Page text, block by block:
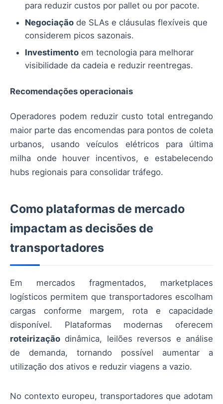
para reduzir custos por pallet ou por pacote.
Negociação de SLAs e cláusulas flexíveis que
considerem picos sazonais.
Investimento em tecnologia para melhorar
visibilidade da cadeia e reduzir reentregas.
Recomendações operacionais
Operadores podem reduzir custo total entregando
maior parte das encomendas para pontos de coleta
urbanos, usando veículos elétricos para última
milha onde houver incentivos, e estabelecendo
hubs regionais para consolidar tráfego.
Como plataformas de mercado
impactam as decisões de
transportadores
Em mercados fragmentados, marketplaces
logísticos permitem que transportadores escolham
cargas conforme margem, rota e capacidade
disponível. Plataformas modernas oferecem
roteirização dinâmica, leilões reversos e análise
de demanda, tornando possível aumentar a
utilização dos ativos e reduzir viagens a vazio.
No contexto europeu, transportadores que adotam